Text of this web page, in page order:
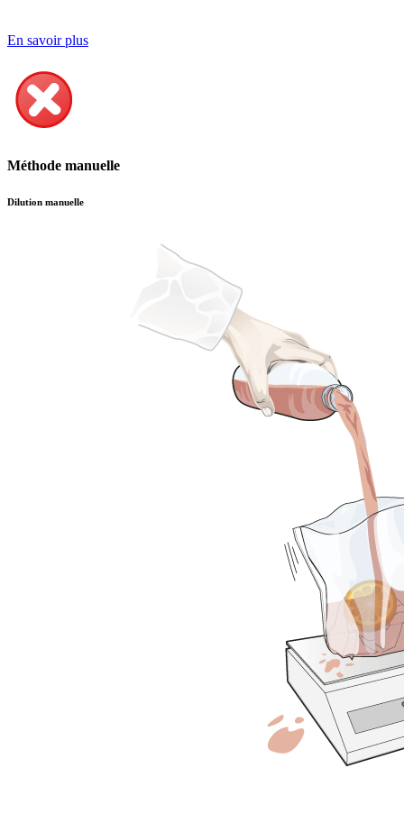
En savoir plus
Méthode manuelle
Dilution manuelle